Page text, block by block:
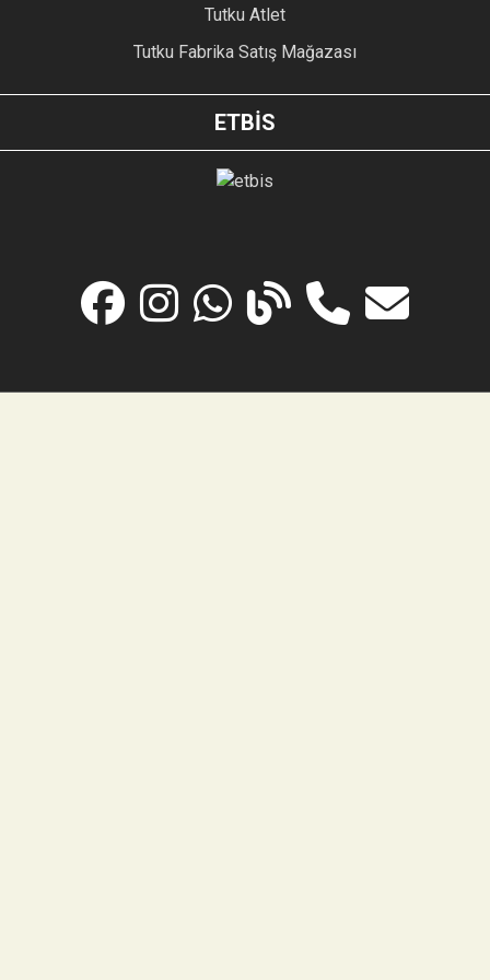
Tutku Atlet
Tutku Fabrika Satış Mağazası
ETBİS